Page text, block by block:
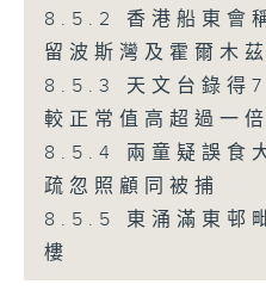
8.5.2 香港船東會
留波斯灣及霍爾木
8.5.3 天文台錄得
較正常值高超過一倍
8.5.4 兩童疑誤食
疏忽照顧同被捕
8.5.5 東涌滿東邨
樓